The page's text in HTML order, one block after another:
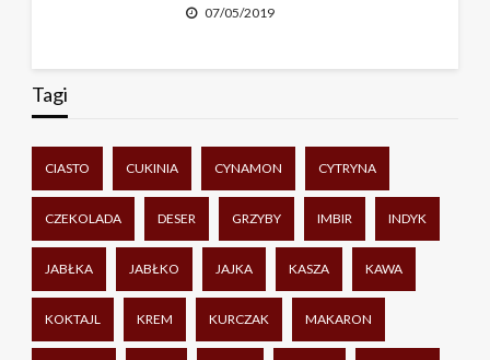
07/05/2019
Tagi
CIASTO CUKINIA CYNAMON CYTRYNA
CZEKOLADA DESER GRZYBY IMBIR INDYK
JABŁKA JABŁKO JAJKA KASZA KAWA
KOKTAJL KREM KURCZAK MAKARON